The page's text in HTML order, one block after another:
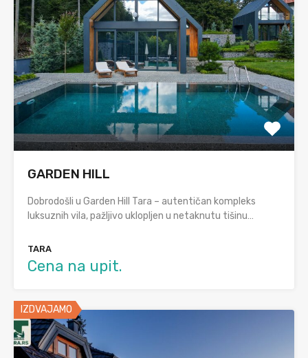
GARDEN HILL
Dobrodošli u Garden Hill Tara – autentičan kompleks
luksuznih vila, pažljivo uklopljen u netaknutu tišinu…
TARA
Cena na upit.
IZDVAJAMO